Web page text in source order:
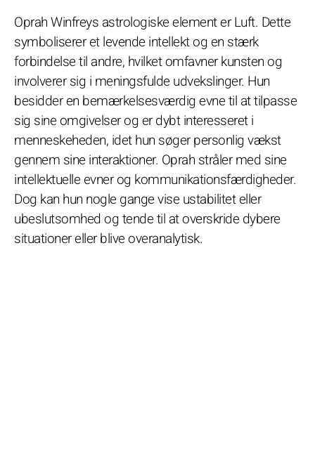
Oprah Winfreys astrologiske element er Luft. Dette
symboliserer et levende intellekt og en stærk
forbindelse til andre, hvilket omfavner kunsten og
involverer sig i meningsfulde udvekslinger. Hun
besidder en bemærkelsesværdig evne til at tilpasse
sig sine omgivelser og er dybt interesseret i
menneskeheden, idet hun søger personlig vækst
gennem sine interaktioner. Oprah stråler med sine
intellektuelle evner og kommunikationsfærdigheder.
Dog kan hun nogle gange vise ustabilitet eller
ubeslutsomhed og tende til at overskride dybere
situationer eller blive overanalytisk.